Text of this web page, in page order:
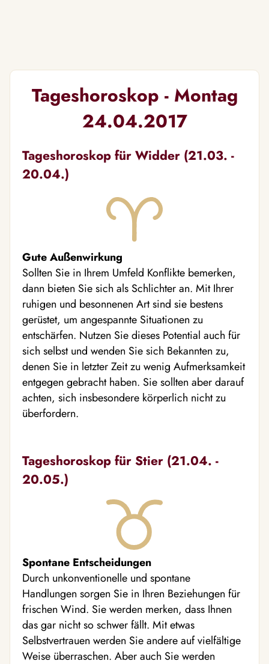
Tageshoroskop - Montag
24.04.2017
Tageshoroskop für Widder (21.03. -
20.04.)
Gute Außenwirkung
Sollten Sie in Ihrem Umfeld Konflikte bemerken,
dann bieten Sie sich als Schlichter an. Mit Ihrer
ruhigen und besonnenen Art sind sie bestens
gerüstet, um angespannte Situationen zu
entschärfen. Nutzen Sie dieses Potential auch für
sich selbst und wenden Sie sich Bekannten zu,
denen Sie in letzter Zeit zu wenig Aufmerksamkeit
entgegen gebracht haben. Sie sollten aber darauf
achten, sich insbesondere körperlich nicht zu
überfordern.
Tageshoroskop für Stier (21.04. -
20.05.)
Spontane Entscheidungen
Durch unkonventionelle und spontane
Handlungen sorgen Sie in Ihren Beziehungen für
frischen Wind. Sie werden merken, dass Ihnen
das gar nicht so schwer fällt. Mit etwas
Selbstvertrauen werden Sie andere auf vielfältige
Weise überraschen. Aber auch Sie werden